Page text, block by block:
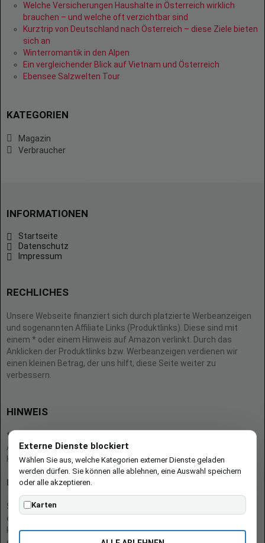
Welche Versicherungen Haushalte in Österreich wirklich
brauchen – und welche oft verzichtbar sind
Kurztrip von Deutschland nach Österreich – diese Ziele bieten
sich an
Winterromantik in den Alpen
Ein vergleichender Blick auf Vietnam und Österreich
Ebensee Salzwelten Tour
KATEGORIEN
Magazin
Verbraucher
INFORMATIONEN
Startseite
Datenschutz
Impressum
RECHLICHES
Unsere Webseite finanziert sich durch platzierte Werbeanzeigen
und sogenannten Affiliate Links (Produktlinks). Diese sind mit
einem * oder einem Hinweis auf Amazon verlinkt. Durch das
Anklicken der Produktlinks bzw. Werbeanzeigen verdienen wir
einen kleinen Betrag, der uns hilft, diese Seite weiter zu
verbessern.
HINWEIS
* = Afilliate-Link (=Werbung)
Als Amazon-Partner verdient der Seitenbetreiber an qualifizierten
Käufen.
Hinweis zu Preisen und Verfügbarkeiten
Sofern Produktpreise und Verfügbarkeiten angezeigt werden,
entsprechen diese dem angegebenen Stand (Datum/Uhrzeit) und
können sich auf der verlinkten Seite jederzeit ändern. Für den Kauf
Externe Dienste blockiert
Wählen Sie aus, welche Kategorien externer Dienste geladen
werden dürfen. Sie können alle ablehnen, eine Auswahl speichern
oder alle akzeptieren.
Karten